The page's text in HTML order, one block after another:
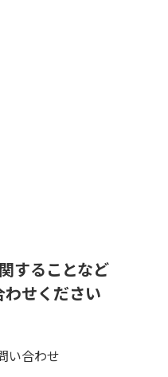
することなど
せください
い合わせ